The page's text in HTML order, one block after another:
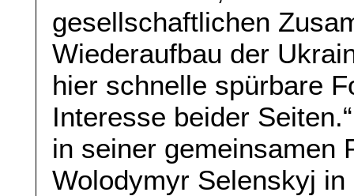
gesellschaftlichen
Wiederaufbau der
hier schnelle spürbare
Interesse beider
in seiner gemeinsamen
Wolodymyr Selenskyj